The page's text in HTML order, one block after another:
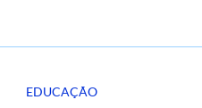
EDUCAÇÃO